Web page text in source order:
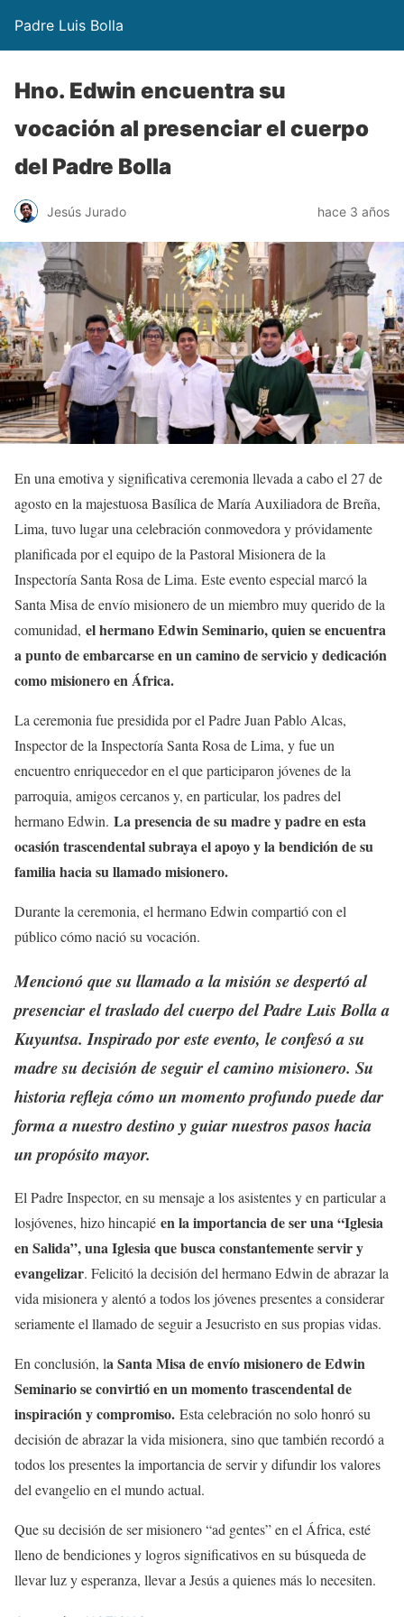
Padre Luis Bolla
Hno. Edwin encuentra su
vocación al presenciar el cuerpo
del Padre Bolla
Jesús Jurado hace 3 años
En una emotiva y significativa ceremonia llevada a cabo el 27 de
agosto en la majestuosa Basílica de María Auxiliadora de Breña,
Lima, tuvo lugar una celebración conmovedora y próvidamente
planificada por el equipo de la Pastoral Misionera de la
Inspectoría Santa Rosa de Lima. Este evento especial marcó la
Santa Misa de envío misionero de un miembro muy querido de la
comunidad, el hermano Edwin Seminario, quien se encuentra
a punto de embarcarse en un camino de servicio y dedicación
como misionero en África.
La ceremonia fue presidida por el Padre Juan Pablo Alcas,
Inspector de la Inspectoría Santa Rosa de Lima, y fue un
encuentro enriquecedor en el que participaron jóvenes de la
parroquia, amigos cercanos y, en particular, los padres del
hermano Edwin. La presencia de su madre y padre en esta
ocasión trascendental subraya el apoyo y la bendición de su
familia hacia su llamado misionero.
Durante la ceremonia, el hermano Edwin compartió con el
público cómo nació su vocación.
Mencionó que su llamado a la misión se despertó al
presenciar el traslado del cuerpo del Padre Luis Bolla a
Kuyuntsa. Inspirado por este evento, le confesó a su
madre su decisión de seguir el camino misionero. Su
historia refleja cómo un momento profundo puede dar
forma a nuestro destino y guiar nuestros pasos hacia
un propósito mayor.
El Padre Inspector, en su mensaje a los asistentes y en particular a
losjóvenes, hizo hincapié en la importancia de ser una “Iglesia
en Salida”, una Iglesia que busca constantemente servir y
evangelizar. Felicitó la decisión del hermano Edwin de abrazar la
vida misionera y alentó a todos los jóvenes presentes a considerar
seriamente el llamado de seguir a Jesucristo en sus propias vidas.
En conclusión, la Santa Misa de envío misionero de Edwin
Seminario se convirtió en un momento trascendental de
inspiración y compromiso. Esta celebración no solo honró su
decisión de abrazar la vida misionera, sino que también recordó a
todos los presentes la importancia de servir y difundir los valores
del evangelio en el mundo actual.
Que su decisión de ser misionero “ad gentes” en el África, esté
lleno de bendiciones y logros significativos en su búsqueda de
llevar luz y esperanza, llevar a Jesús a quienes más lo necesiten.